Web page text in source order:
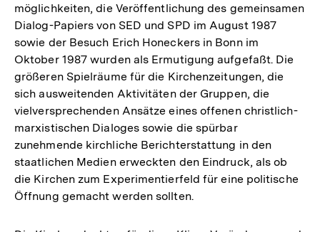
der
Fußnote
möglichkeiten, die Veröffentlichung des gemeinsamen
Dialog-Papiers von SED und SPD im August 1987
sowie der Besuch Erich Honeckers in Bonn im
Oktober 1987 wurden als Ermutigung aufgefaßt. Die
größeren Spielräume für die Kirchenzeitungen, die
sich ausweitenden Aktivitäten der Gruppen, die
vielversprechenden Ansätze eines offenen christlich-
marxistischen Dialoges sowie die spürbar
zunehmende kirchliche Berichterstattung in den
staatlichen Medien erweckten den Eindruck, als ob
die Kirchen zum Experimentierfeld für eine politische
Öffnung gemacht werden sollten.